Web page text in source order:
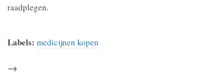
raadplegen.
Labels: medicijnen kopen
→